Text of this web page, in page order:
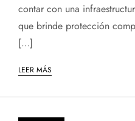
contar con una
que brinde protección
[…]
LEER MÁS